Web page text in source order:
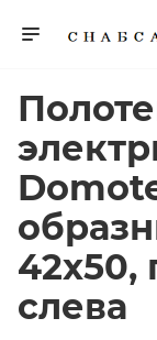
42x50,
слева